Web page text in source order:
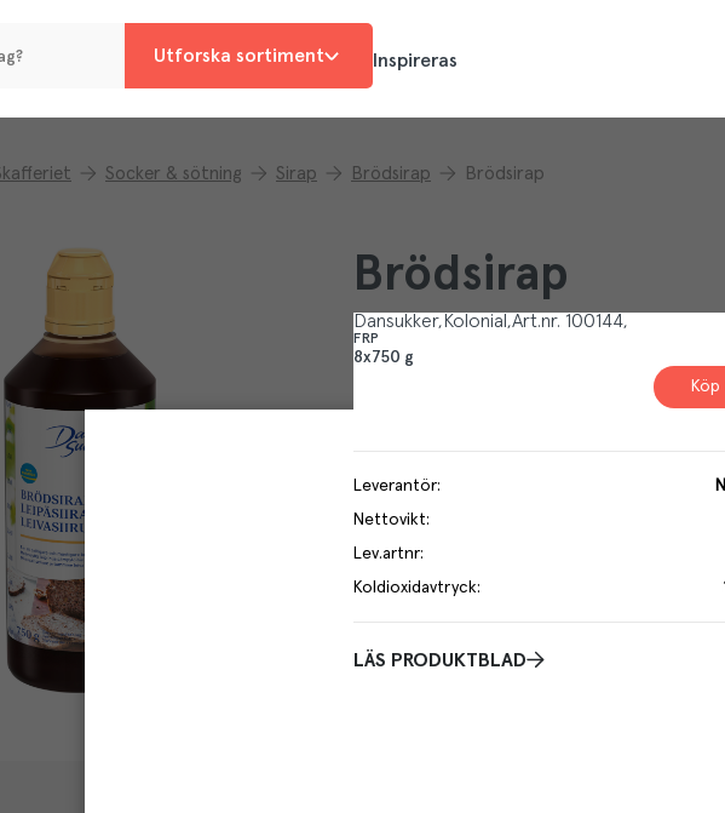
Utforska sortiment Inspireras
Socker & sötning Sirap Brödsirap Brödsirap
Brödsirap
Dansukker Kolonial Art.nr. 100144
FRP
8x750 g
Köp
Leverantör:
Nettovikt:
Lev.artnr:
Koldioxidavtryck:
LÄS PRODUKTBLAD